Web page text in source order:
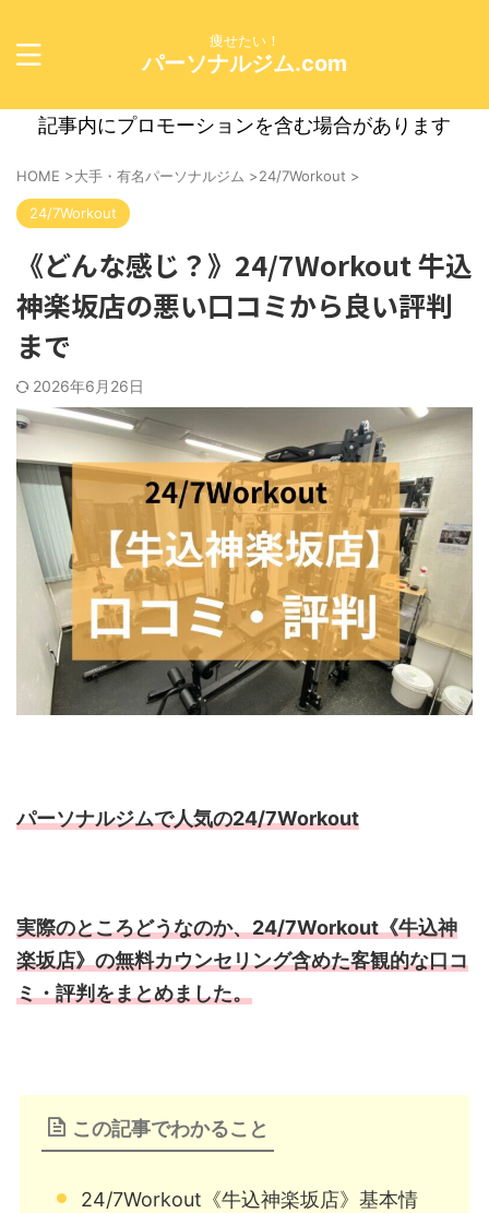
痩せたい！
パーソナルジム.com
記事内にプロモーションを含む場合があります
HOME >大手・有名パーソナルジム >24/7Workout >
24/7Workout
《どんな感じ？》24/7Workout 牛込
神楽坂店の悪い口コミから良い評判
まで
2026年6月26日
パーソナルジムで人気の24/7Workout
実際のところどうなのか、24/7Workout《牛込神
楽坂店》の無料カウンセリング含めた客観的な口コ
ミ・評判をまとめました。
この記事でわかること
24/7Workout《牛込神楽坂店》基本情